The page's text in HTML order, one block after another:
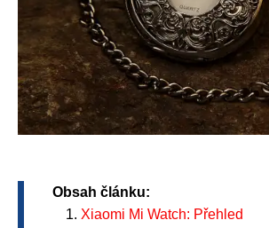
Obsah článku:
Xiaomi Mi Watch: Přehled